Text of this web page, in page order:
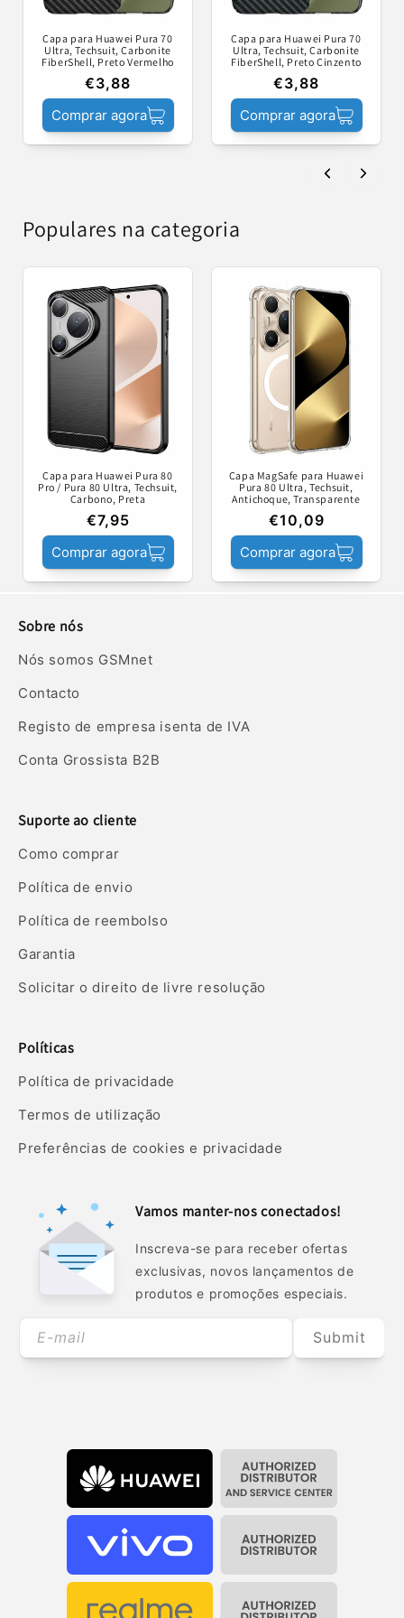
Capa para Huawei Pura 70
Ultra, Techsuit, Carbonite
FiberShell, Preto Vermelho
€3,88
Comprar agora
Capa para Huawei Pura 70
Ultra, Techsuit, Carbonite
FiberShell, Preto Cinzento
€3,88
Comprar agora
Populares na categoria
Capa para Huawei Pura 80
Pro / Pura 80 Ultra, Techsuit,
Carbono, Preta
€7,95
Comprar agora
Capa MagSafe para Huawei
Pura 80 Ultra, Techsuit,
Antichoque, Transparente
€10,09
Comprar agora
Sobre nós
Nós somos GSMnet
Contacto
Registo de empresa isenta de IVA
Conta Grossista B2B
Suporte ao cliente
Como comprar
Política de envio
Política de reembolso
Garantia
Solicitar o direito de livre resolução
Políticas
Política de privacidade
Termos de utilização
Preferências de cookies e privacidade
Vamos manter-nos conectados!
Inscreva-se para receber ofertas
exclusivas, novos lançamentos de
produtos e promoções especiais.
E-mail Submit